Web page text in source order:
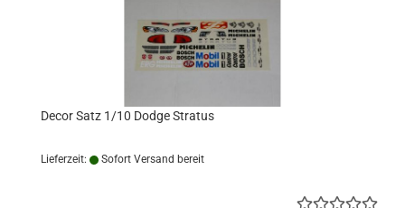
Decor Satz 1/10 Dodge Stratus
Lieferzeit: Sofort Versand bereit